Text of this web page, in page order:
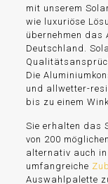
mit unserem
wie luxuriöse
übernehmen das
Deutschland.
Die
und allwetter-
bis zu einem
Sie erhalten das
von 200
alternativ auch
umfangreiche
Auswahlpalette